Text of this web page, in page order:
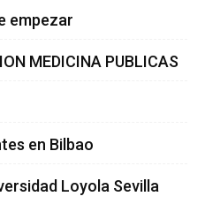
empezar
MEDICINA PUBLICAS
en Bilbao
Loyola Sevilla